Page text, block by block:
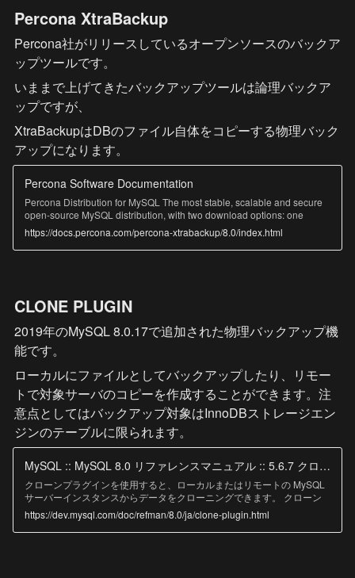
トしています。 ダンプロードユーティリティでは、リモート記憶域か
らのデータストリーミング、テーブルまたはテーブルチャンクのパラレ
ルロード、進行状況トラッキング、再開およびリセット機能、およびダ
ンプの実行中の同時ロードのオプションが提供されます。 MySQL DB
システムにインポートするには、ダンプロードユーティリティを実行す
る MySQL Shell インスタンスが、MySQL DB システムにアクセスでき
る Oracle Cloud Infrastructure Compute インスタンスにインストールさ
れている必要があります。 ダンプファイルが Oracle Cloud
スタンスからオブジェクトストレージバケットにアクセスできます。
ダンプファイルがローカルシステムにある場合は、コンピュートインス
タンスに選択したオペレーティングシステムに応じて、選択したコピー
ユーティリティを使用して Oracle Cloud Infrastructure Compute インス
タンスに転送する必要があります。
Percona XtraBackup
Percona社がリリースしているオープンソースのバックア
ップツールです。
いままで上げてきたバックアップツールは論理バックア
ップですが、
XtraBackupはDBのファイル自体をコピーする物理バック
アップになります。
Percona Software Documentation
Percona Distribution for MySQL The most stable, scalable and secure
open-source MySQL distribution, with two download options: one
based on Percona Server for MySQL and one based on Percona
XtraDB Cluster. Percona Backup for MongoDB A fully supported, open
source, community backup tool for performing consistent hot backups
https://docs.percona.com/percona-xtrabackup/8.0/index.html
CLONE PLUGIN
2019年のMySQL 8.0.17で追加された物理バックアップ機
能です。
ローカルにファイルとしてバックアップしたり、リモー
トで対象サーバのコピーを作成することができます。注
意点としてはバックアップ対象はInnoDBストレージエン
ジンのテーブルに限られます。
MySQL :: MySQL 8.0 リファレンスマニュアル :: 5.6.7 クローンプラグイン
クローンプラグインを使用すると、ローカルまたはリモートの MySQL
サーバーインスタンスからデータをクローニングできます。 クローン
データは、スキーマ、テーブル、テーブルスペースおよびデータディク
ショナリメタデータを含む、 InnoDB に格納されているデータの物理ス
ナップショットです。 クローンデータは完全に機能するデータディレ
https://dev.mysql.com/doc/refman/8.0/ja/clone-plugin.html